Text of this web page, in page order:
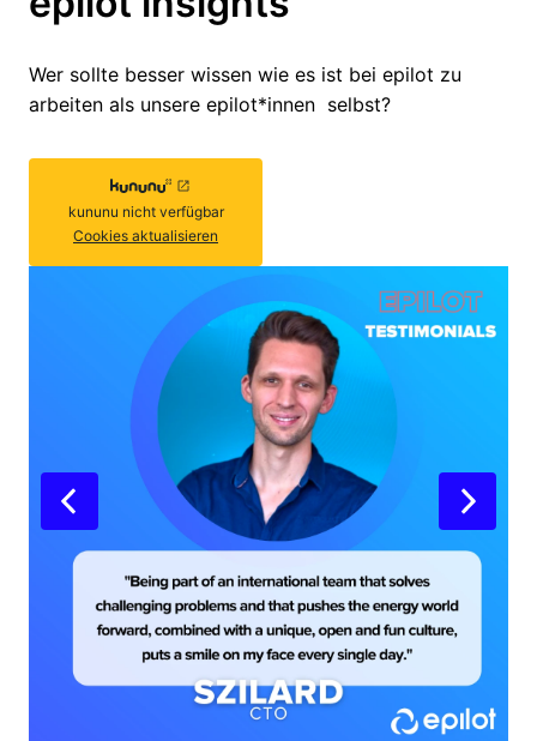
Wer sollte besser wissen wie es ist bei epilot zu
arbeiten als unsere epilot*innen  selbst?
kununu nicht verfügbar
Cookies aktualisieren